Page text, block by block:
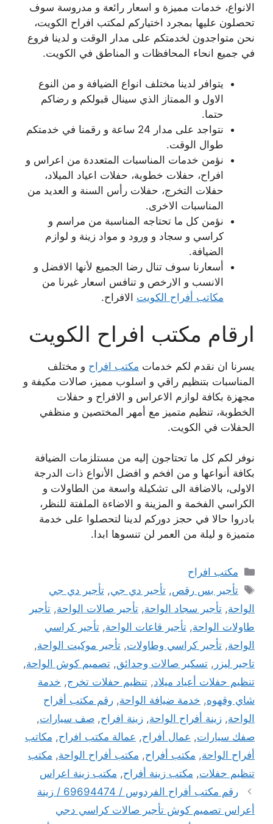
الانواع، خدمات مميزة و اسعار رائعة و مدروسة سوف
تحصلون عليها بمجرد اختياركم لمكتب افراح الكويت،
نحن متواجدون لخدمتكم على مدار الوقت و لدينا فروع
في جميع انحاء المحافظات و المناطق في الكويت.
يتوافر لدينا مختلف انواع الضيافة و من النوع
الاول و الممتاز الذي سينال قبولكم و رضاكم
حتما.
نتواجد على مدار 24 ساعة و رقمنا في خدمتكم
طوال الوقت.
نؤمن خدمات المناسبات المتعددة من اعراس و
افراح، حفلات خطوبة، حفلات اعياد الميلاد،
حفلات التخرج، حفلات رأس السنة و العديد من
المناسبات الاخرى.
نؤمن كل ما تحتاجه المناسبة من مراسم و
كراسي و سجاد و ورود و مواد زينة و لوازم
الضيافة.
أسعارنا سوف تنال رضا الجميع لأنها الافضل و
الانسب و الارخص و تنافس اسعار غيرنا من
مكاتب أفراح الكويت الافراح.
ارقام مكتب افراح الكويت
يسرنا ان نقدم لكم خدمات مكتب افراح و مختلف
المناسبات بتنظيم راقي و اسلوب مميز، صالات مكيفة و
مجهزة بكافة لوازم الاعراس و الافراح و حفلات
الخطوبة، تنظيم متميز مع أمهر المختصين و منظفي
الحفلات في الكويت.
نوفر لكم كل ما تحتاجون إليه من مستلزمات الضيافة
بكافة أنواعها و من افخم و افضل الأنواع ذات الدرجة
الاولى، بالاضافة الى تشكيلة واسعة من الطاولات و
الكراسي الفخمة و المزينة و الاضاءة الملفتة للنظر،
بادروا حالا في حجز دوركم لدينا لتحصلوا على خدمة
متميزة و ليلة من العمر لن تنسوها ابدا.
التصنيفات
مكتب افراح
الوسوم
تأجير بس رقص,تأجير دي جي,تأجير دي جي
الواحة, تأجير سجاد الواحة, تأجير صالات الواحة, تأجير
طاولات الواحة, تأجير قاعات الواحة, تأجير كراسي
الواحة, تأجير كراسي وطاولات, تأجير موكيت الواحة,
تاجير ليزر , تسكير صالات وحدائق, تصميم كوش الواحة,
تنظيم حفلات أعياد ميلاد, تنظيم حفلات تخرج, خدمة
شاي وقهوه, خدمة ضيافة الواحة, رقم مكتب أفراح
الواحة, زينة أفراح الواحة, زينة افراح, صف سيارات,
صفك سيارات, عمال أفراح, عمالة مكتب افراح, مكاتب
أفراح الواحة, مكتب أفراح, مكتب أفراح الواحة, مكتب
تنظيم حفلات, مكتب زينة أفراح, مكتب زينة اعراس
رقم مكتب أفراح الفردوس / 69694474 / زينة
أعراس تصميم كوش تأجير صالات كراسي دجي